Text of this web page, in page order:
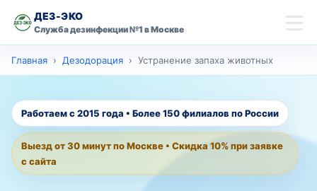
ДЕЗ-ЭКО
Служба дезинфекции №1 в Москве
Главная
Дезинсекция
Дезинфекция
Дезодорация
Главная Дезодорация Устранение запаха животных
Работаем с 2015 года • Более 150 филиалов по России
Выезд от 30 минут по Москве • Скидка 10% при заявке
с сайта
первую обработку
Телефон